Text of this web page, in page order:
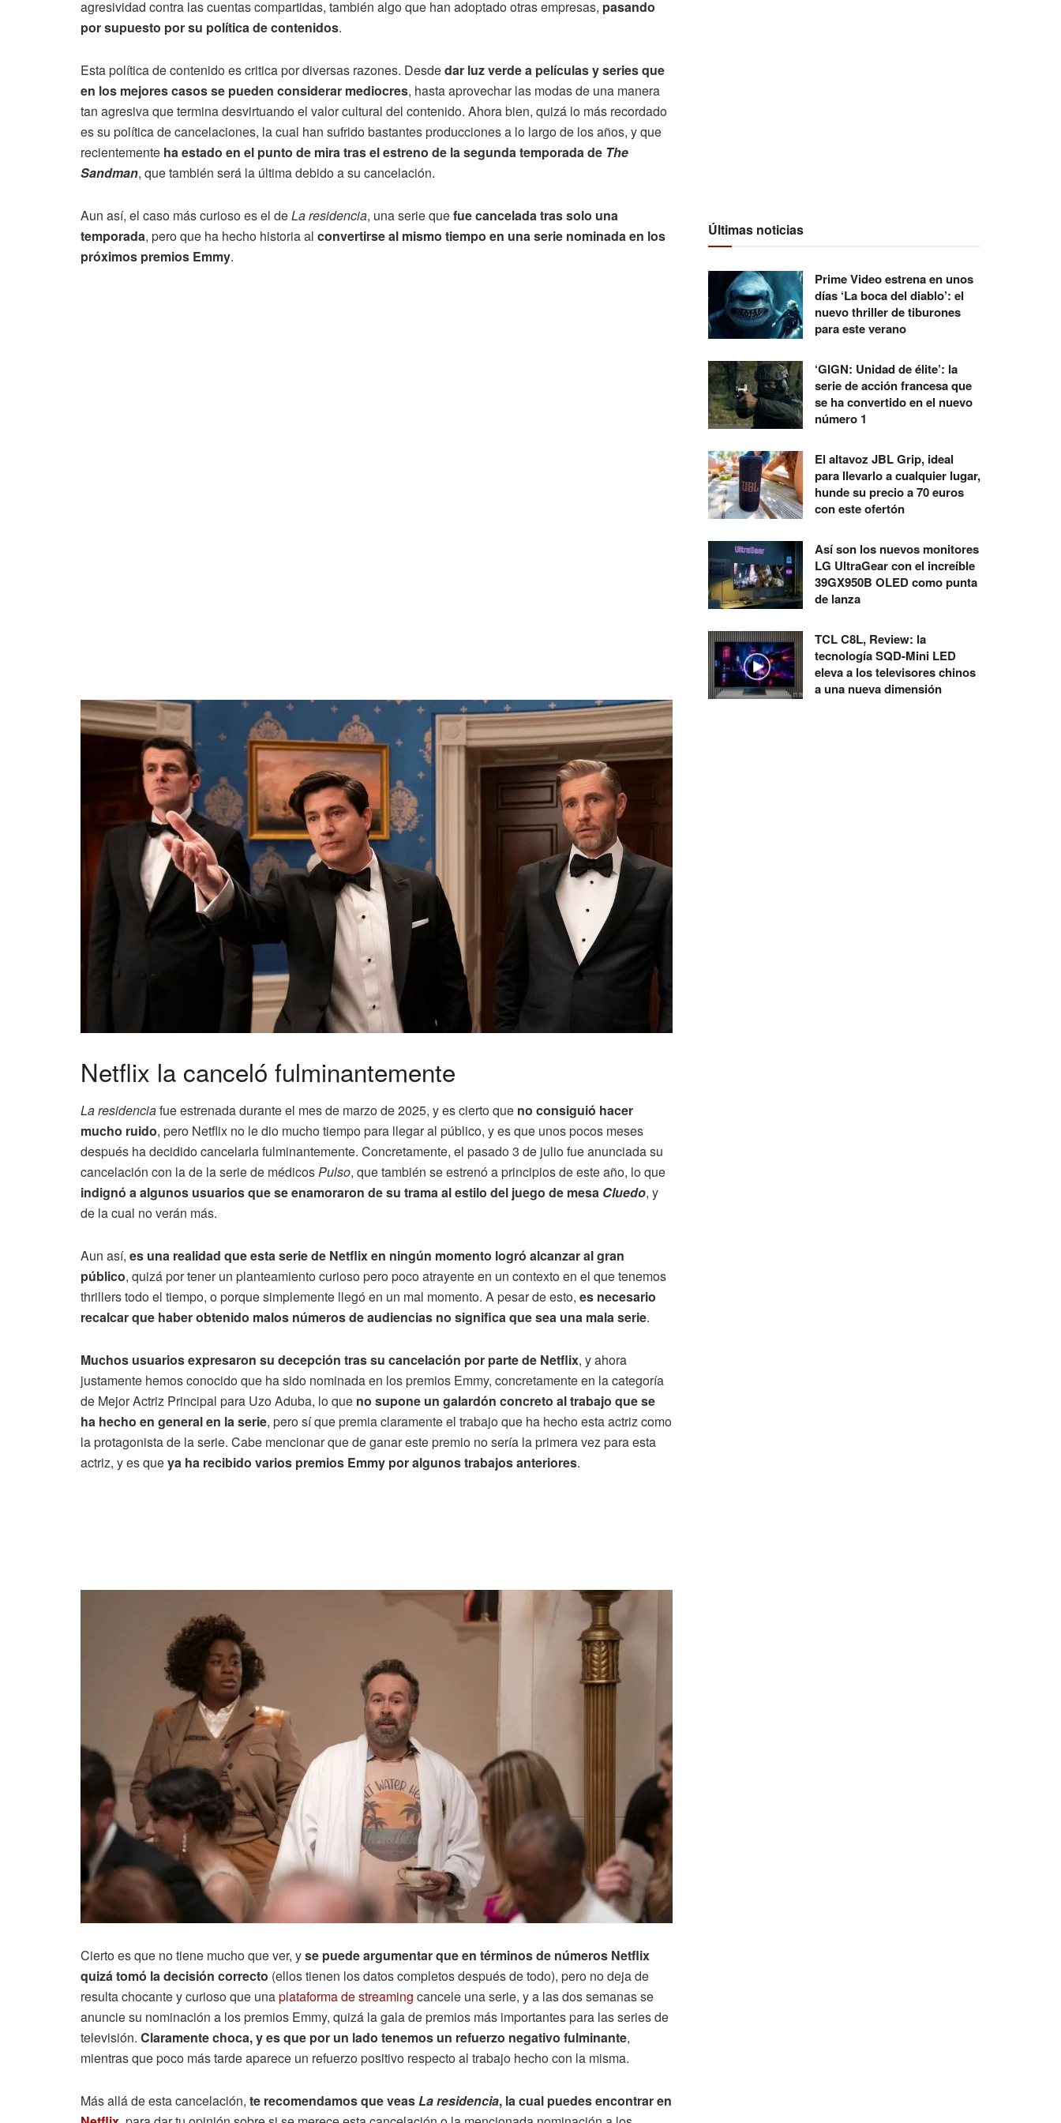
agresividad contra las cuentas compartidas, también algo que han adoptado otras empresas, pasando
por supuesto por su política de contenidos.
Esta política de contenido es critica por diversas razones. Desdedar luz verde a películas y series que
en los mejores casos se pueden considerar mediocres, hasta aprovechar las modas de una manera
tan agresiva que termina desvirtuando el valor cultural del contenido. Ahora bien, quizá lo más recordado
es su política de cancelaciones, la cual han sufrido bastantes producciones a lo largo de los años, y que
recientemente ha estado en el punto de mira tras el estreno de la segunda temporada de The
Sandman, que también será la última debido a su cancelación.
Aun así, el caso más curioso es el deLa residencia, una serie quefue cancelada tras solo una
temporada, pero que ha hecho historia al convertirse al mismo tiempo en una serie nominada en los
próximos premios Emmy.
Netflix la canceló fulminantemente
La residenciafue estrenada durante el mes de marzo de 2025, y es cierto que no consiguió hacer
mucho ruido, pero Netflix no le dio mucho tiempo para llegar al público, y es que unos pocos meses
después ha decidido cancelarla fulminantemente. Concretamente, el pasado 3 de julio fue anunciada su
cancelación con la de la serie de médicosPulso, que también se estrenó a principios de este año, lo que
indignó a algunos usuarios que se enamoraron de su trama al estilo del juego de mesa Cluedo, y
de la cual no verán más.
Aun así, es una realidad que esta serie de Netflix en ningún momento logró alcanzar al gran
público, quizá por tener un planteamiento curioso pero poco atrayente en un contexto en el que tenemos
thrillers todo el tiempo, o porque simplemente llegó en un mal momento. A pesar de esto, es necesario
recalcar que haber obtenido malos números de audiencias no significa que sea una mala serie.
Muchos usuarios expresaron su decepción tras su cancelación por parte de Netflix, y ahora
justamente hemos conocido que ha sido nominada en los premios Emmy, concretamente en la categoría
de Mejor Actriz Principal para Uzo Aduba, lo que no supone un galardón concreto al trabajo que se
ha hecho en general en la serie, pero sí que premia claramente el trabajo que ha hecho esta actriz como
la protagonista de la serie. Cabe mencionar que de ganar este premio no sería la primera vez para esta
actriz, y es queya ha recibido varios premios Emmy por algunos trabajos anteriores.
Cierto es que no tiene mucho que ver, yse puede argumentar que en términos de números Netflix
quizá tomó la decisión correcto (ellos tienen los datos completos después de todo), pero no deja de
resulta chocante y curioso que unaplataforma de streaming cancele una serie, y a las dos semanas se
anuncie su nominación a los premios Emmy, quizá la gala de premios más importantes para las series de
televisión. Claramente choca, y es que por un lado tenemos un refuerzo negativo fulminante,
mientras que poco más tarde aparece un refuerzo positivo respecto al trabajo hecho con la misma.
Más allá de esta cancelación, te recomendamos que veasLa residencia, la cual puedes encontrar en
Últimas noticias
Prime Video estrena en unos
días ‘La boca del diablo’: el
nuevo thriller de tiburones
para este verano
‘GIGN: Unidad de élite’: la
serie de acción francesa que
se ha convertido en el nuevo
número 1
El altavoz JBL Grip, ideal
para llevarlo a cualquier lugar,
hunde su precio a 70 euros
con este ofertón
Así son los nuevos monitores
LG UltraGear con el increíble
39GX950B OLED como punta
de lanza
TCL C8L, Review: la
tecnología SQD-Mini LED
eleva a los televisores chinos
a una nueva dimensión